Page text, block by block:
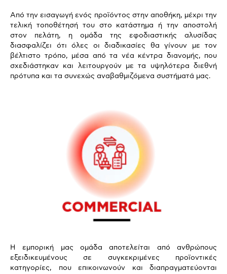
Από την εισαγωγή ενός προϊόντος στην αποθήκη, μέχρι την
τελική τοποθέτησή του στο κατάστημα ή την αποστολή
στον πελάτη, η ομάδα της εφοδιαστικής αλυσίδας
διασφαλίζει ότι όλες οι διαδικασίες θα γίνουν με τον
βέλτιστο τρόπο, μέσα από τα νέα κέντρα διανομής, που
σχεδιάστηκαν και λειτουργούν με τα υψηλότερα διεθνή
πρότυπα και τα συνεχώς αναβαθμιζόμενα συστήματά μας.
Η εμπορική μας ομάδα αποτελείται από ανθρώπους
εξειδικευμένους σε συγκεκριμένες προϊοντικές
κατηγορίες, που επικοινωνούν και διαπραγματεύονται